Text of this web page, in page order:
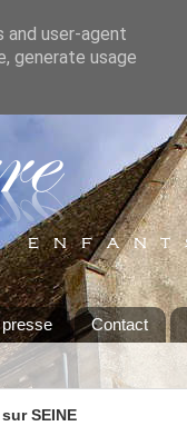
Contact
SEINE
and user-agent
generate usage